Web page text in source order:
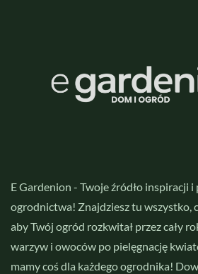
E Gardenion - Twoje źródło inspiracji
ogrodnictwa! Znajdziesz tu wszystko,
aby Twój ogród rozkwitał przez cały
warzyw i owoców po pielęgnację
mamy coś dla każdego ogrodnika!